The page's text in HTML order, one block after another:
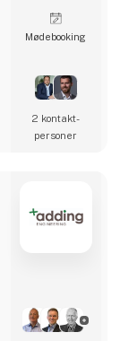
Møde­booking
2 kontakt­
personer